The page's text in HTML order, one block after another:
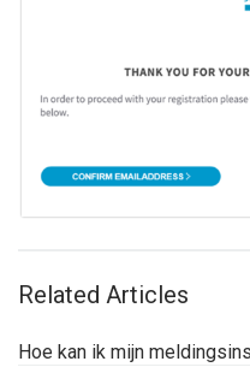
Related Articles
Hoe kan ik mijn